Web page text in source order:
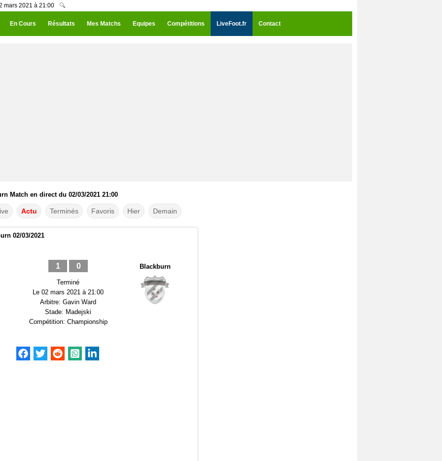
mars 2021 à 21:00 🔍
En Cours Résultats Mes Matchs Equipes Compétitions LiveFoot.fr Contact
Match en direct du 02/03/2021 21:00
Actu Terminés Favoris Hier Demain
02/03/2021
1 0
Terminé
Le 02 mars 2021 à 21:00
Arbitre: Gavin Ward
Stade: Madejski
Compétition: Championship
Blackburn